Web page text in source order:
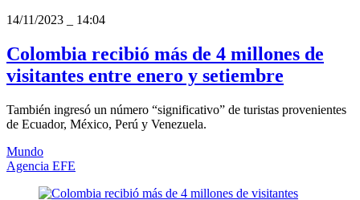
14/11/2023
14:04
Colombia recibió más de 4 millones de
visitantes entre enero y setiembre
También ingresó un número “significativo” de turistas provenientes
de Ecuador, México, Perú y Venezuela.
Mundo
Agencia EFE